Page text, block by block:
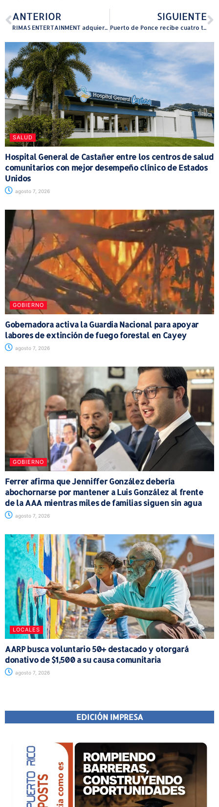
ANTERIOR
RIMAS ENTERTAINMENT adquiere una participación en Dale Play Records y expande su presencia global
SIGUIENTE
Puerto de Ponce recibe cuatro transformadores para las primeras plantas de energía limpia en el sur
SALUD
Hospital General de Castañer entre los centros de salud
comunitarios con mejor desempeño clínico de Estados
Unidos
agosto 7, 2026
GOBIERNO
Gobernadora activa la Guardia Nacional para apoyar
labores de extinción de fuego forestal en Cayey
agosto 7, 2026
GOBIERNO
Ferrer afirma que Jenniffer González debería
abochornarse por mantener a Luis González al frente
de la AAA mientras miles de familias siguen sin agua
agosto 7, 2026
LOCALES
AARP busca voluntario 50+ destacado y otorgará
donativo de $1,500 a su causa comunitaria
agosto 7, 2026
EDICIÓN IMPRESA